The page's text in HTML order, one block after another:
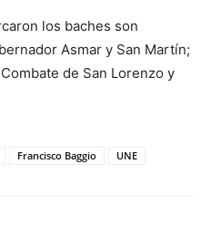
los baches son
Asmar y San Martín;
de San Lorenzo y
Francisco Baggio UNE